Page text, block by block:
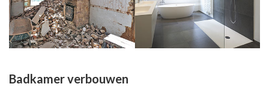
Badkamer verbouwen